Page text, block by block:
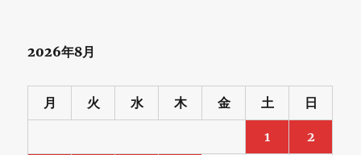
2026年8月
月 火 水 木 金 土 日
1 2